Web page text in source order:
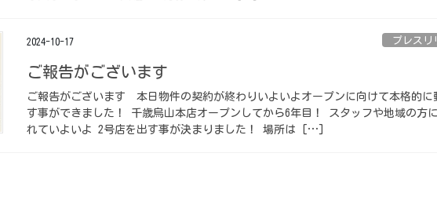
2024-10-17 プレスリ
ご報告がございます ⁡
ご報告がございます ⁡ 本日物件の契約が終わりいよいよオープンに向けて本格的に
す事ができました！ 千歳烏山本店オープンしてから6年目！ スタッフや地域の方
れていよいよ 2号店を出す事が決まりました！ 場所は […]